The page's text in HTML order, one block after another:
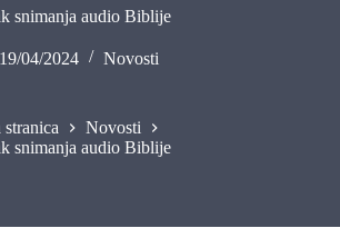
snimanja audio Biblije
19/04/2024 Novosti
stranica
Novosti
snimanja audio Biblije